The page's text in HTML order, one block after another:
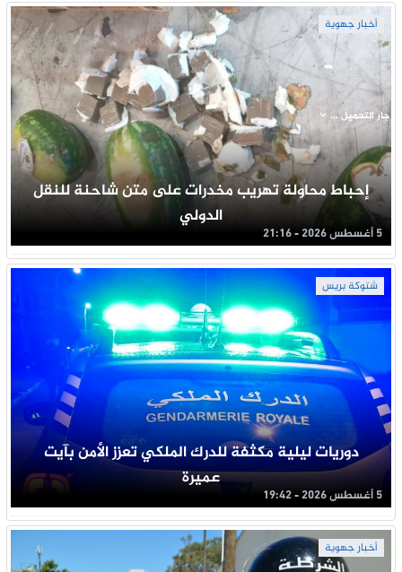
أخبار جهوية
إحباط محاولة تهريب مخدرات على متن شاحنة للنقل
الدولي
5 أغسطس 2026 - 21:16
شتوكة بريس
دوريات ليلية مكثفة للدرك الملكي تعزز الأمن بآيت
عميرة
5 أغسطس 2026 - 19:42
أخبار جهوية
جار التحميل ...